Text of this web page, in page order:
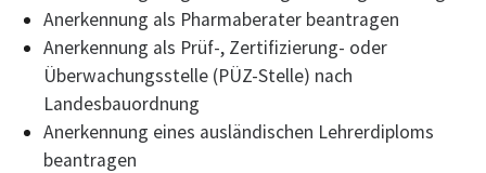
Anerkennung als Pharmaberater beantragen
Anerkennung als Prüf-, Zertifizierung- oder
Überwachungsstelle (PÜZ-Stelle) nach
Landesbauordnung
Anerkennung eines ausländischen Lehrerdiploms
beantragen